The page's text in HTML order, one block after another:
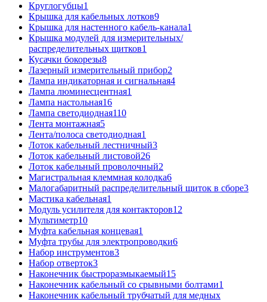
Круглогубцы1
Крышка для кабельных лотков9
Крышка для настенного кабель-канала1
Крышка модулей для измерительных/
распределительных щитков1
Кусачки бокорезы8
Лазерный измерительный прибор2
Лампа индикаторная и сигнальная4
Лампа люминесцентная1
Лампа настольная16
Лампа светодиодная110
Лента монтажная5
Лента/полоса светодиодная1
Лоток кабельный лестничный3
Лоток кабельный листовой26
Лоток кабельный проволочный2
Магистральная клеммная колодка6
Малогабаритный распределительный щиток в сборе3
Мастика кабельная1
Модуль усилителя для контакторов12
Мультиметр10
Муфта кабельная концевая1
Муфта трубы для электропроводки6
Набор инструментов3
Набор отверток3
Наконечник быстроразмыкаемый15
Наконечник кабельный со срывными болтами1
Наконечник кабельный трубчатый для медных